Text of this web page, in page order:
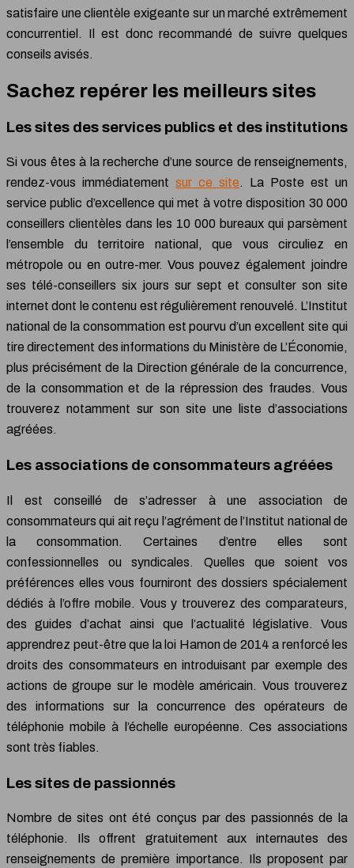
satisfaire une clientèle exigeante sur un marché extrêmement
concurrentiel. Il est donc recommandé de suivre quelques
conseils avisés.
Sachez repérer les meilleurs sites
Les sites des services publics et des institutions
Si vous êtes à la recherche d’une source de renseignements,
rendez-vous immédiatement sur ce site. La Poste est un
service public d’excellence qui met à votre disposition 30 000
conseillers clientèles dans les 10 000 bureaux qui parsèment
l’ensemble du territoire national, que vous circuliez en
métropole ou en outre-mer. Vous pouvez également joindre
ses télé-conseillers six jours sur sept et consulter son site
internet dont le contenu est régulièrement renouvelé. L’Institut
national de la consommation est pourvu d’un excellent site qui
tire directement des informations du Ministère de L’Économie,
plus précisément de la Direction générale de la concurrence,
de la consommation et de la répression des fraudes. Vous
trouverez notamment sur son site une liste d’associations
agréées.
Les associations de consommateurs agréées
Il est conseillé de s’adresser à une association de
consommateurs qui ait reçu l’agrément de l’Institut national de
la consommation. Certaines d’entre elles sont
confessionnelles ou syndicales. Quelles que soient vos
préférences elles vous fourniront des dossiers spécialement
dédiés à l’offre mobile. Vous y trouverez des comparateurs,
des guides d’achat ainsi que l’actualité législative. Vous
apprendrez peut-être que la loi Hamon de 2014 a renforcé les
droits des consommateurs en introduisant par exemple des
actions de groupe sur le modèle américain. Vous trouverez
des informations sur la concurrence des opérateurs de
téléphonie mobile à l’échelle européenne. Ces associations
sont très fiables.
Les sites de passionnés
Nombre de sites ont été conçus par des passionnés de la
téléphonie. Ils offrent gratuitement aux internautes des
renseignements de première importance. Ils proposent par